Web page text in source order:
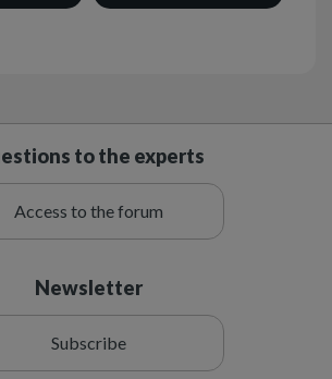
to the experts
Access to the forum
Newsletter
Subscribe